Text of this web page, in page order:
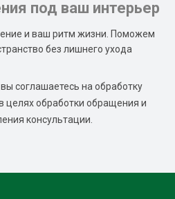
под ваш интерьер
и ваш ритм жизни. Поможем
без лишнего ухода
соглашаетесь на обработку
целях обработки обращения и
консультации.